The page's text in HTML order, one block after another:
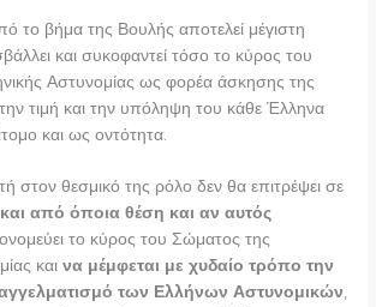
το βήμα της Βουλής αποτελεί μέγιστη
και συκοφαντεί τόσο το κύρος του
Αστυνομίας ως φορέα άσκησης της
τιμή και την υπόληψη του κάθε Έλληνα
και ως οντότητα.
στον θεσμικό της ρόλο δεν θα επιτρέψει σε
από όποια θέση και αν αυτός
το κύρος του Σώματος της
καινα μέμφεται με χυδαίο τρόπο την
των Ελλήνων Αστυνομικών,